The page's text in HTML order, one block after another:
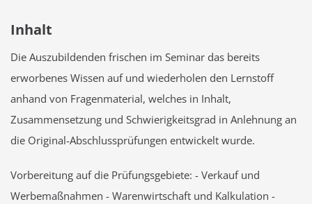
Inhalt
Die Auszubildenden frischen im Seminar das bereits
erworbenes Wissen auf und wiederholen den Lernstoff
anhand von Fragenmaterial, welches in Inhalt,
Zusammensetzung und Schwierigkeitsgrad in Anlehnung an
die Original-Abschlussprüfungen entwickelt wurde.
Vorbereitung auf die Prüfungsgebiete: - Verkauf und
Werbemaßnahmen - Warenwirtschaft und Kalkulation -